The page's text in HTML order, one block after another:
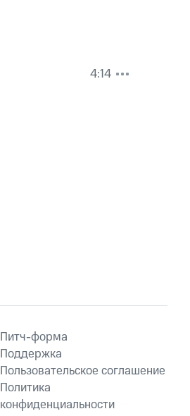
4:14
Питч-форма
Поддержка
Пользовательское соглашение
Политика
конфиденциальности